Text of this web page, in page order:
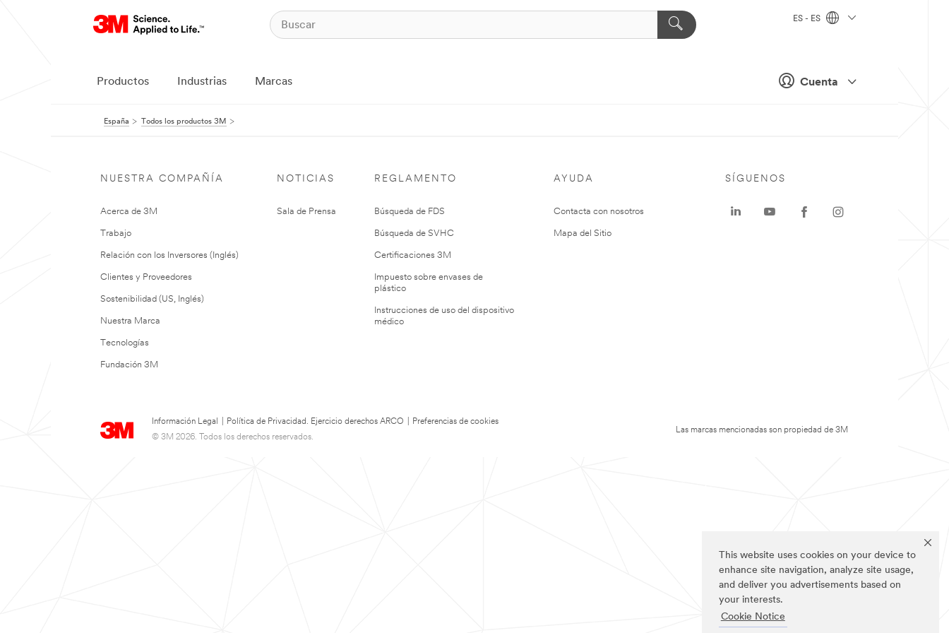
This website uses cookies on your device to
enhance site navigation, analyze site usage,
and deliver you advertisements based on
your interests.
Cookie Notice
Cuenta
ES - ES
Productos Industrias Marcas
España Todos los productos 3M
NUESTRA COMPAÑÍA
Acerca de 3M
Trabajo
Relación con los Inversores (Inglés)
Clientes y Proveedores
Sostenibilidad (US, Inglés)
Nuestra Marca
Tecnologías
Fundación 3M
NOTICIAS
Sala de Prensa
REGLAMENTO
Búsqueda de FDS
Búsqueda de SVHC
Certificaciones 3M
Impuesto sobre envases de
plástico
Instrucciones de uso del dispositivo
médico
AYUDA
Contacta con nosotros
Mapa del Sitio
Información Legal Política de Privacidad. Ejercicio derechos ARCO
Preferencias de cookies
© 3M 2026. Todos los derechos reservados.
SÍGUENOS
Las marcas mencionadas son propiedad de 3M